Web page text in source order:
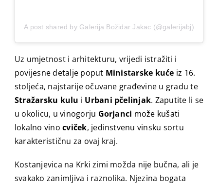
A post shared by Galerija Božidar Jakac (@galerijabj)
Uz umjetnost i arhitekturu, vrijedi istražiti i
povijesne detalje poput Ministarske kuće iz 16.
stoljeća, najstarije očuvane građevine u gradu te
Stražarsku kulu i Urbani pčelinjak. Zaputite li se
u okolicu, u vinogorju Gorjanci može kušati
lokalno vinocviček, jedinstvenu vinsku sortu
karakterističnu za ovaj kraj.
Kostanjevica na Krki zimi možda nije bučna, ali je
svakako zanimljiva i raznolika. Njezina bogata